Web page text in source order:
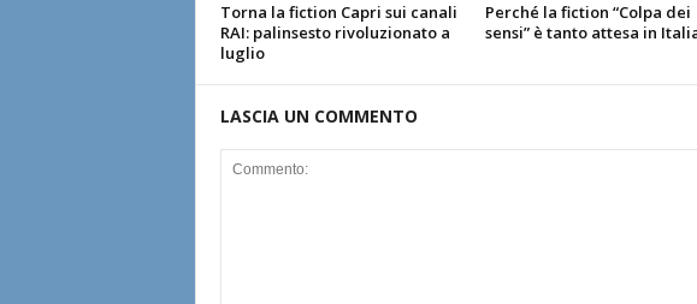
Torna la fiction Capri sui canali
RAI: palinsesto rivoluzionato a
luglio
Perché la fiction “Colpa dei
sensi” è tanto attesa in
LASCIA UN COMMENTO